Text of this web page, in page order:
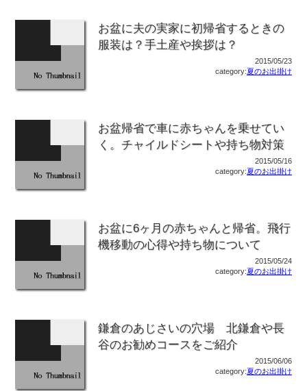
お盆に夫の実家に初帰省するときの
服装は？手土産や挨拶は？
2015/05/23
category:夏のお出掛け
お盆帰省で車に赤ちゃんを乗せてい
く。チャイルドシートや持ち物対策
2015/05/16
category:夏のお出掛け
お盆に6ヶ月の赤ちゃんと帰省。飛行
機移動の心得や持ち物について
2015/05/24
category:夏のお出掛け
鎌倉のあじさいの穴場 北鎌倉や長
谷のお勧めコースをご紹介
2015/06/06
category:夏のお出掛け